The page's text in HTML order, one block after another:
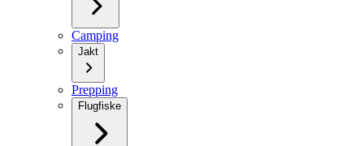
Camping
Jakt
Prepping
Flugfiske